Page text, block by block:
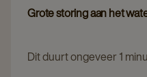
Grote storing aan het
Dit duurt ongeveer 1